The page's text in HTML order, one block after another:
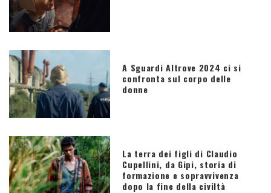
A Sguardi Altrove 2024 ci si
confronta sul corpo delle
donne
La terra dei figli di Claudio
Cupellini, da Gipi, storia di
formazione e sopravvivenza
dopo la fine della civiltà